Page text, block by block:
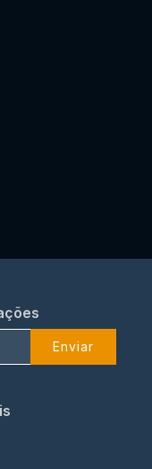
Enviar